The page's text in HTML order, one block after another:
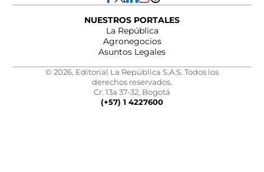
NUESTROS PORTALES
La República
Agronegocios
Asuntos Legales
© 2026, Editorial La República S.A.S. Todos los
derechos reservados.
Cr. 13a 37-32, Bogotá
(+57) 1 4227600